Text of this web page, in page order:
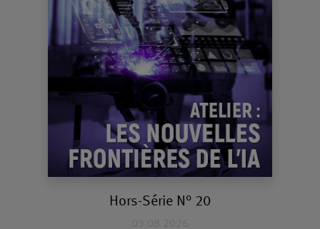
Hors-Série N° 20